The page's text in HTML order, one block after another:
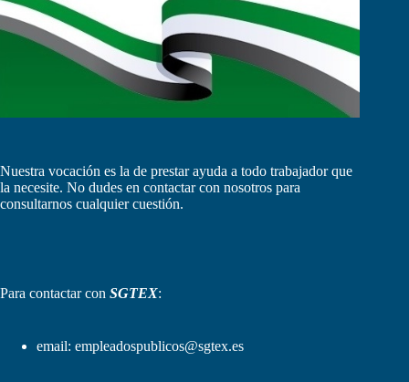
Nuestra vocación es la de prestar ayuda a todo trabajador que
la necesite. No dudes en contactar con nosotros para
consultarnos cualquier cuestión.
Para contactar con SGTEX:
email: empleadospublicos@sgtex.es